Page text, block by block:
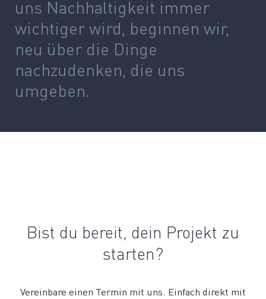
uns Nachhaltigkeit immer
wichtiger wird, beginnen wir,
neu über die Dinge
nachzudenken, die uns
umgeben.
Bist du bereit, dein Projekt zu
starten?
Vereinbare einen Termin mit uns. Einfach direkt mit